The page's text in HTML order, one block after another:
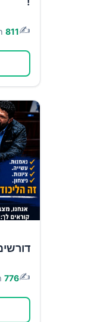
✍️
811
✍️
776